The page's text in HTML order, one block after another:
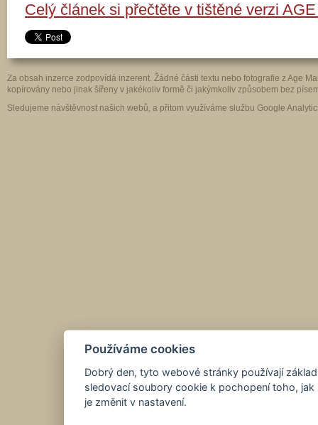
Celý článek si přečtěte v tištěné verzi
Za obsah inzerce zodpovídá inzerent. Žádné části textu nebo fotografie z Age
kopírovány nebo jinak šířeny v jakékoliv formě či jakýmkoliv způsobem bez
Sledujeme návštěvnost našich webů, a přitom využíváme službu Google
Používáme cookies
Dobrý den, tyto webové stránky používají
sledovací soubory cookie k pochopení toho,
je změnit v nastavení.